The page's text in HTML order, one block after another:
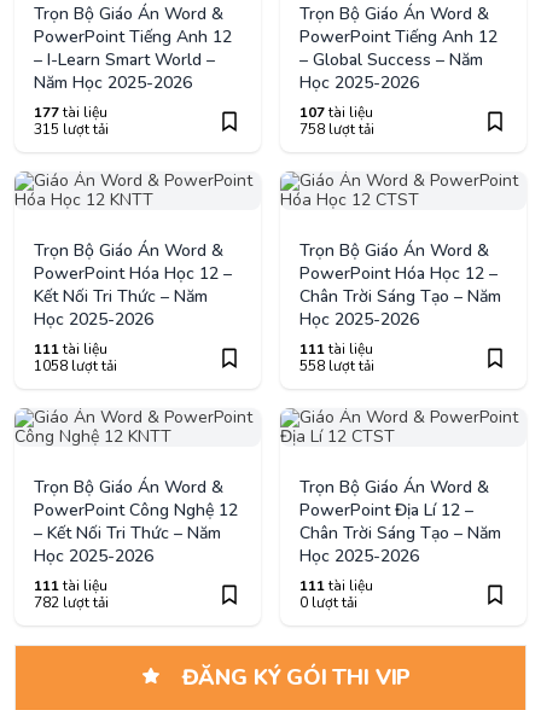
Trọn Bộ Giáo Án Word &
PowerPoint Tiếng Anh 12
– I-Learn Smart World –
Năm Học 2025-2026
177tài liệu
315 lượt tải
Trọn Bộ Giáo Án Word &
PowerPoint Tiếng Anh 12
– Global Success – Năm
Học 2025-2026
107tài liệu
758 lượt tải
Trọn Bộ Giáo Án Word &
PowerPoint Hóa Học 12 –
Kết Nối Tri Thức – Năm
Học 2025-2026
111tài liệu
1058 lượt tải
Trọn Bộ Giáo Án Word &
PowerPoint Hóa Học 12 –
Chân Trời Sáng Tạo – Năm
Học 2025-2026
111tài liệu
558 lượt tải
Trọn Bộ Giáo Án Word &
PowerPoint Công Nghệ 12
– Kết Nối Tri Thức – Năm
Học 2025-2026
111tài liệu
782 lượt tải
Trọn Bộ Giáo Án Word &
PowerPoint Địa Lí 12 –
Chân Trời Sáng Tạo – Năm
Học 2025-2026
111tài liệu
0 lượt tải
ĐĂNG KÝ GÓI THI VIP